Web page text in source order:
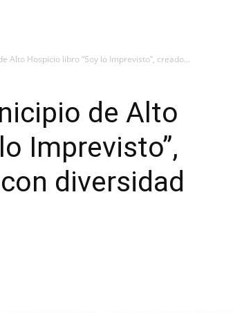
Alto Hospicio libro “Soy lo Imprevisto”, creado...
de Alto
Imprevisto”,
diversidad